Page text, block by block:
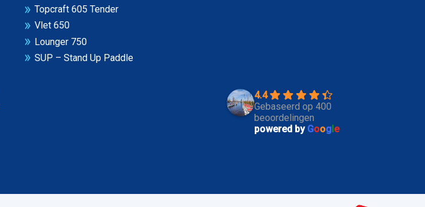
Topcraft 605 Tender
Vlet 650
Lounger 750
SUP – Stand Up Paddle
4.4
Gebaseerd op 400
beoordelingen
powered by Goog e